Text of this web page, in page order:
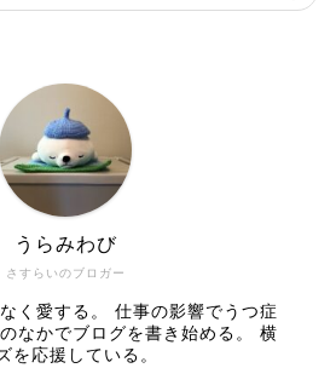
さすらいのブロガー
うらみわび
く愛する。 仕事の影響でうつ症
なかでブログを書き始める。 横
を応援している。